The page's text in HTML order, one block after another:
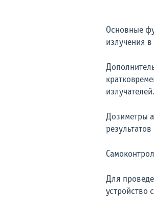
Основные
излучения
излучателей.
Дозиметры
Для
устройство